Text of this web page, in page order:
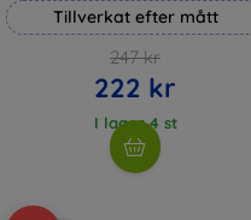
Tillverkat efter mått
247 kr
222 kr
I lager 4 st